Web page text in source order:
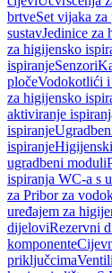
brtveSet vijaka
sustavJedinice za
za higijensko
ispiranjeSenzori
pločeVodokotlići i
za higijensko
aktiviranje
ispiranje
ispiranje
ugradbeni moduli
ispiranja WC-a s
za Pribor za
uređajem za
dijeloviRezervni
komponente
priključcima